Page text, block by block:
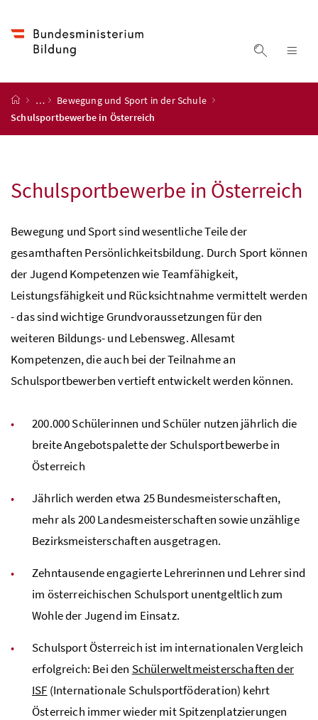
Suche
Startseite
…
Bewegung und Sport in der Schule
Schulsportbewerbe in Österreich
Schulsportbewerbe in Österreich
Bewegung und Sport sind wesentliche Teile der
gesamthaften Persönlichkeitsbildung. Durch Sport können
der Jugend Kompetenzen wie Teamfähigkeit,
Leistungsfähigkeit und Rücksichtnahme vermittelt werden
- das sind wichtige Grundvoraussetzungen für den
weiteren Bildungs- und Lebensweg. Allesamt
Kompetenzen, die auch bei der Teilnahme an
Schulsportbewerben vertieft entwickelt werden können.
200.000 Schülerinnen und Schüler nutzen jährlich die
breite Angebotspalette der Schulsportbewerbe in
Österreich
Jährlich werden etwa 25 Bundesmeisterschaften,
mehr als 200 Landesmeisterschaften sowie unzählige
Bezirksmeisterschaften ausgetragen.
Zehntausende engagierte Lehrerinnen und Lehrer sind
im österreichischen Schulsport unentgeltlich zum
Wohle der Jugend im Einsatz.
Schulsport Österreich ist im internationalen Vergleich
erfolgreich: Bei den Schülerweltmeisterschaften der
ISF (Internationale Schulsportföderation) kehrt
Österreich immer wieder mit Spitzenplatzierungen